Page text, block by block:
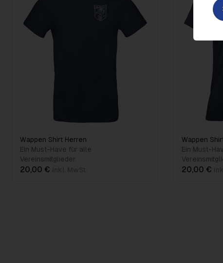
Wappen Shirt Herren
Ein Must-Have für alle
Vereinsmitglieder.
20,00 €
Wappen
Ein Must-
20,00 €